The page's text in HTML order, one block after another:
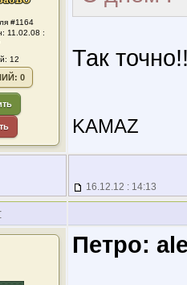
#1164
11.02.08 :
12
0
Так
KAMAZ
16.12.12 : 14:13
Петро: